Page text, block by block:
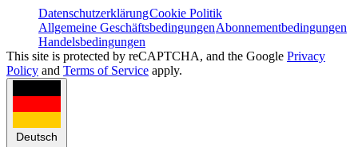
DatenschutzerklärungCookie Politik
Allgemeine GeschäftsbedingungenAbonnementbedingungen
Handelsbedingungen
This site is protected by reCAPTCHA, and the Google Privacy
Policy and Terms of Service apply.
Deutsch